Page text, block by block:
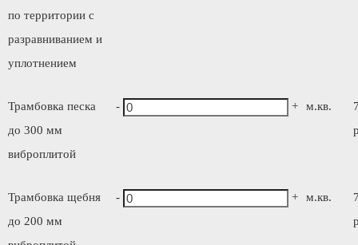
по территории с
разравниванием и
уплотнением
Трамбовка песка
до 300 мм
виброплитой
- + м.кв.
Трамбовка щебня
до 200 мм
- + м.кв.